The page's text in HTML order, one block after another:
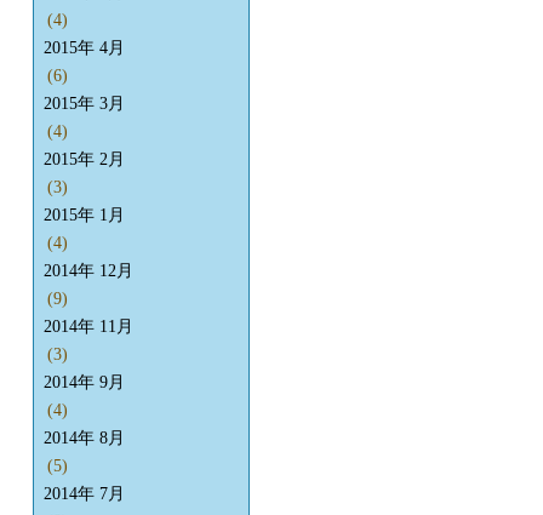
(4)
2015年 4月
(6)
2015年 3月
(4)
2015年 2月
(3)
2015年 1月
(4)
2014年 12月
(9)
2014年 11月
(3)
2014年 9月
(4)
2014年 8月
(5)
2014年 7月